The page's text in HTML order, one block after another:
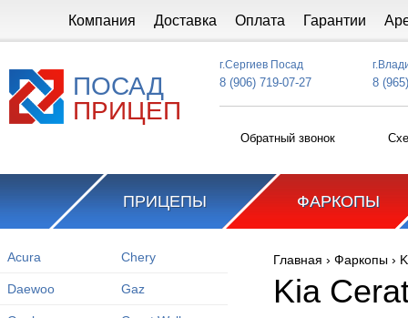
Компания Доставка Оплата Гарантии
ПОСАД
ПРИЦЕП
г.Сергиев Посад
8 (906) 719-07-27 8
Обратный звонок
ПРИЦЕПЫ ФАРКОПЫ
Acura Chery
Daewoo Gaz
Вы здесь
Главная › Фаркопы ›
Kia